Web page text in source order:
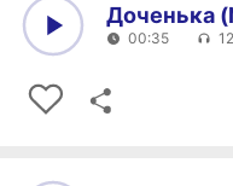
Доченька
00:35